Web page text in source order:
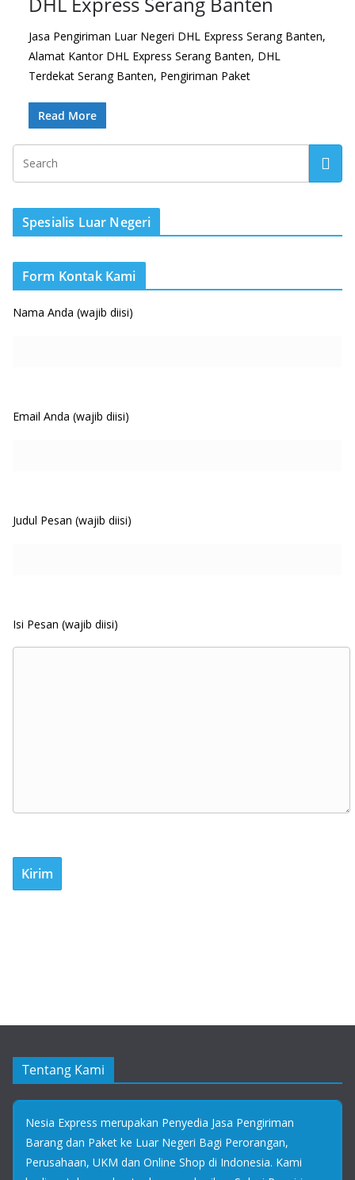
Jasa Pengiriman Luar Negeri DHL Express Serang Banten,
Alamat Kantor DHL Express Serang Banten, DHL
Terdekat Serang Banten, Pengiriman Paket
Read More
Spesialis Luar Negeri
Form Kontak Kami
Nama Anda (wajib diisi)
Email Anda (wajib diisi)
Judul Pesan (wajib diisi)
Isi Pesan (wajib diisi)
Tentang Kami
Nesia Express merupakan Penyedia Jasa Pengiriman
Barang dan Paket ke Luar Negeri Bagi Perorangan,
Perusahaan, UKM dan Online Shop di Indonesia. Kami